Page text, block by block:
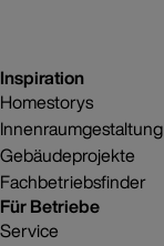
Inspiration
Homestorys
Innenraumgestaltung
Gebäudeprojekte
Fachbetriebsfinder
Für Betriebe
Service